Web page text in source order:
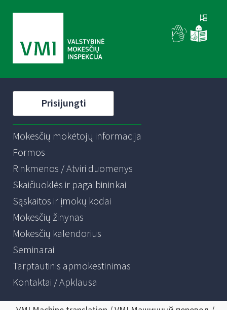
Prisijungti
Mokesčių mokėtojų informacija
Formos
Rinkmenos / Atviri duomenys
Skaičiuoklės ir pagalbininkai
Sąskaitos ir įmokų kodai
Mokesčių žinynas
Mokesčių kalendorius
Seminarai
Tarptautinis apmokestinimas
Kontaktai / Apklausa